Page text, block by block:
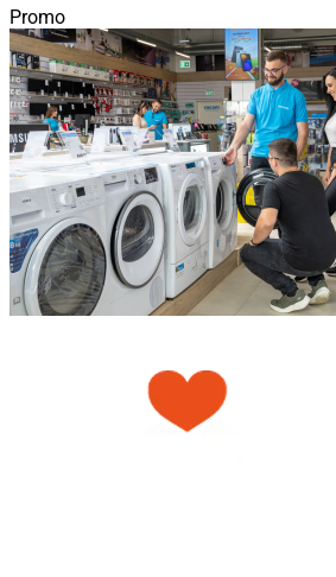
Promo